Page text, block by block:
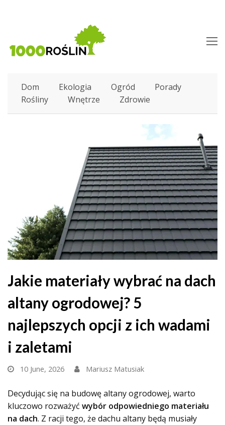
Dom Ekologia Ogród
Porady
Rośliny
Wnętrze Zdrowie
Jakie materiały wybrać na dach
altany ogrodowej? 5
najlepszych opcji z ich wadami
i zaletami
10 June, 2026 Mariusz Matusiak
Decydując się na budowę altany ogrodowej, warto
kluczowo rozważyć wybór odpowiedniego materiału
na dach. Z racji tego, że dachu altany będą musiały